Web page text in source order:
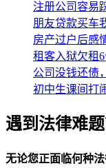
注册公司容易
朋友贷款买车
房产过户后感
租客入狱欠租
公司没钱还债
初中生课间打
遇到法律难
无论您正面临何种